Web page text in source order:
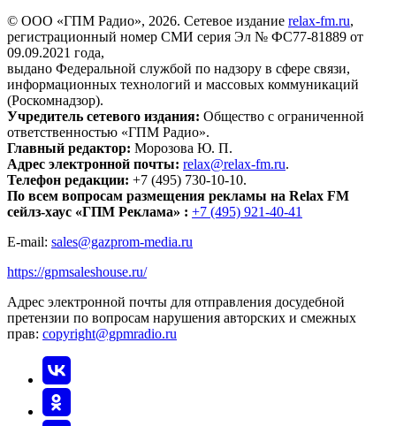
© ООО «ГПМ Радио», 2026. Сетевое издание relax-fm.ru,
регистрационный номер СМИ серия Эл № ФС77-81889 от
09.09.2021 года,
выдано Федеральной службой по надзору в сфере связи,
информационных технологий и массовых коммуникаций
(Роскомнадзор).
Учредитель сетевого издания: Общество с ограниченной
ответственностью «ГПМ Радио».
Главный редактор: Морозова Ю. П.
Адрес электронной почты: relax@relax-fm.ru.
Телефон редакции: +7 (495) 730-10-10.
По всем вопросам размещения рекламы на Relax FM
сейлз-хаус «ГПМ Реклама» : +7 (495) 921-40-41
E-mail: sales@gazprom-media.ru
https://gpmsaleshouse.ru/
Адрес электронной почты для отправления досудебной
претензии по вопросам нарушения авторских и смежных
прав: copyright@gpmradio.ru